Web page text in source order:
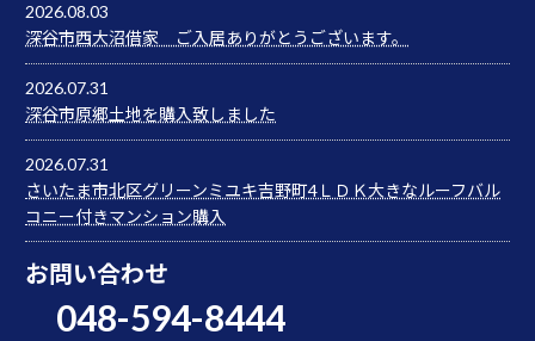
2026.08.03
深谷市西大沼借家 ご入居ありがとうございます。
2026.07.31
深谷市原郷土地を購入致しました
2026.07.31
さいたま市北区グリーンミユキ吉野町4ＬＤＫ大きなルーフバル
コニー付きマンション購入
お問い合わせ
048-594-8444